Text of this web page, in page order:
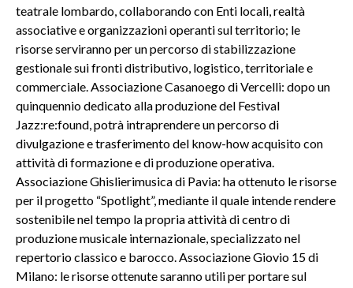
teatrale lombardo, collaborando con Enti locali, realtà
associative e organizzazioni operanti sul territorio; le
risorse serviranno per un percorso di stabilizzazione
gestionale sui fronti distributivo, logistico, territoriale e
commerciale. Associazione Casanoego di Vercelli: dopo un
quinquennio dedicato alla produzione del Festival
Jazz:re:found, potrà intraprendere un percorso di
divulgazione e trasferimento del know-how acquisito con
attività di formazione e di produzione operativa.
Associazione Ghislierimusica di Pavia: ha ottenuto le risorse
per il progetto “Spotlight”, mediante il quale intende rendere
sostenibile nel tempo la propria attività di centro di
produzione musicale internazionale, specializzato nel
repertorio classico e barocco. Associazione Giovio 15 di
Milano: le risorse ottenute saranno utili per portare sul